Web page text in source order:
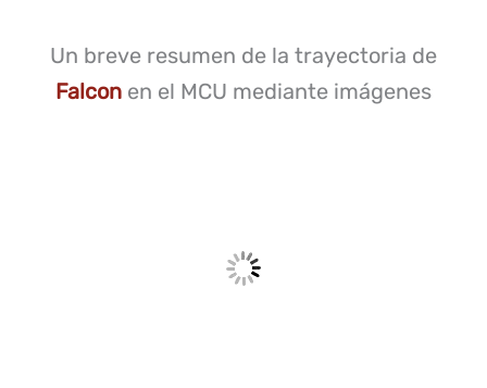
Un breve resumen de la trayectoria de
Falcon en el MCU mediante imágenes